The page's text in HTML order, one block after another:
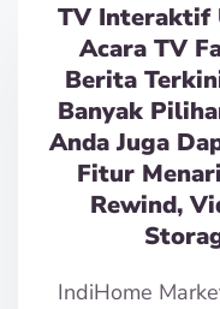
TV Interaktif
Acara TV
Berita
Banyak
Anda Juga
Fitur
Rewind,
IndiHome